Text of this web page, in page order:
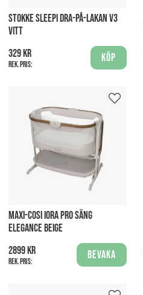
STOKKE SLEEPI DRA-PÅ-LAKAN V3
VITT
329 kr
Rek. pris:
Köp
MAXI-COSI IORA PRO SÄNG
ELEGANCE BEIGE
2899 kr
Rek. pris:
Bevaka